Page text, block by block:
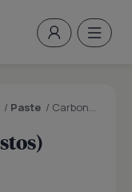
/ Paste / Carbonara (usor si gustos)